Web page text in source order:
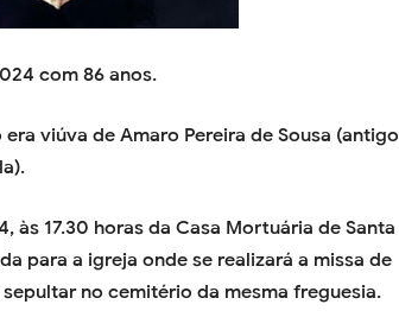
com 86 anos.
viúva de Amaro Pereira de Sousa (antigo
às 17.30 horas da Casa Mortuária de Santa
para a igreja onde se realizará a missa de
no cemitério da mesma freguesia.